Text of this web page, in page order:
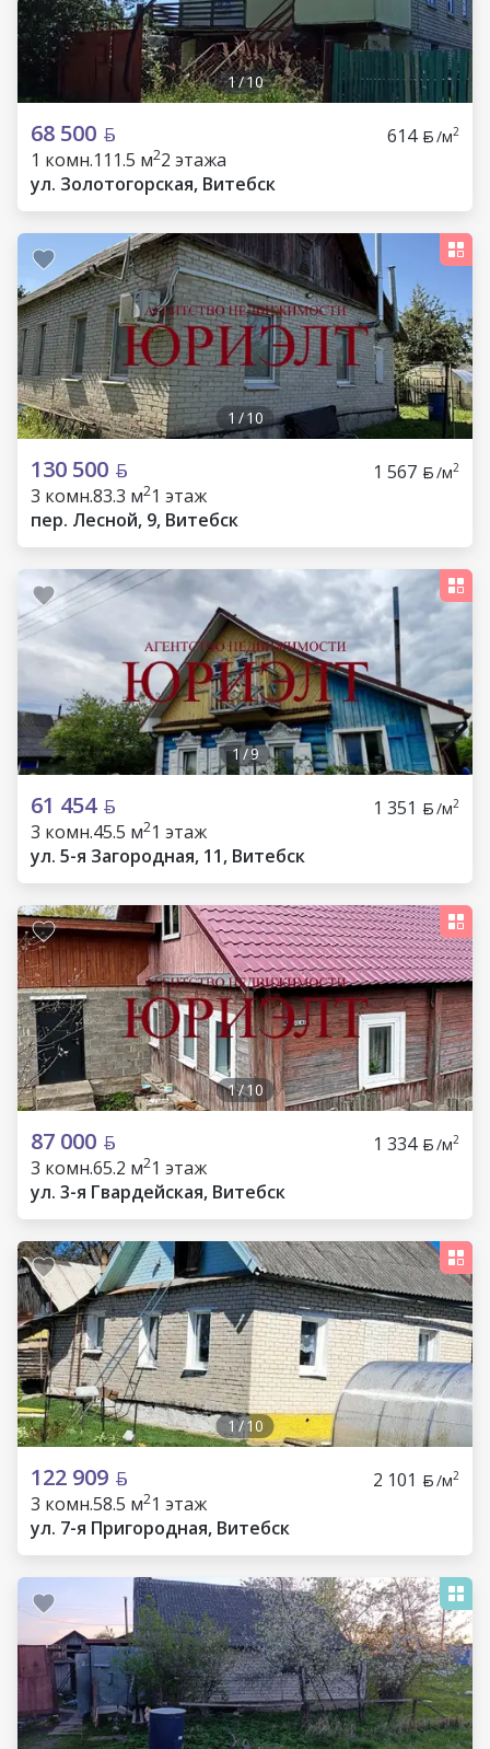
1/10
68 500 614 /м2
1 комн.111.5 м22 этажа
ул. Золотогорская, Витебск
1 /10
130 500 1 567 /м2
3 комн.83.3 м21 этаж
пер. Лесной, 9, Витебск
1/9
61 454 1 351 /м2
3 комн.45.5 м21 этаж
ул. 5-я Загородная, 11, Витебск
1/10
87 000 1 334 /м2
3 комн.65.2 м21 этаж
ул. 3-я Гвардейская, Витебск
1/10
122 909 2 101 /м2
3 комн.58.5 м21 этаж
ул. 7-я Пригородная, Витебск